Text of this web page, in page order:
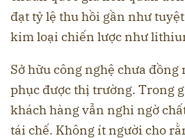
đạt tỷ lệ thu hồi gần như
kim loại chiến lược như
Sở hữu công nghệ chưa
phục được thị trường. Trong
khách hàng vẫn nghi ngờ
tái chế. Không ít người cho